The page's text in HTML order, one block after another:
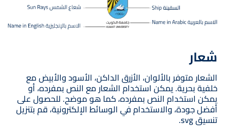
شعار
الشعار متوفر بالألوان، الأزرق الداكن، الأسود والأبيض مع
خلفية بحرية. يمكن استخدام الشعار مع النص بمفرده، أو
يمكن استخدام النص بمفرده، كما هو موضح. للحصول على
أفضل جودة، والاستخدام في الوسائط الإلكترونية، قم بتنزيل
تنسيق svg.